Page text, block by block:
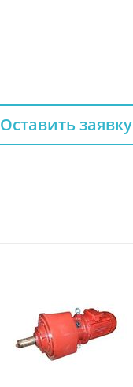
Оставить заявку